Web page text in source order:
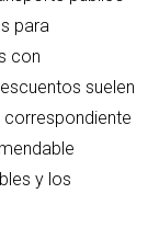
para
con
suelen
y los